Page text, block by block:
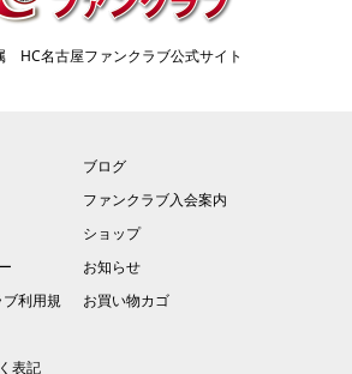
HC名古屋ファンクラブ公式サイト
利用規
表記
ブログ
ファンクラブ入会案内
ショップ
お知らせ
お買い物カゴ